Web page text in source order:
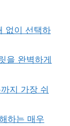
없이 선택하
을 완벽하게
지 가장 쉬
하는 매우